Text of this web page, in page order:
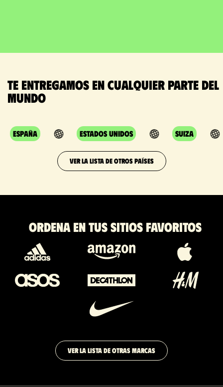
Te entregamos en cualquier parte del
mundo
España Estados Unidos Suiza
VER LA LISTA DE OTROS PAÍSES
Ordena en tus sitios favoritos
VER LA LISTA DE OTRAS MARCAS